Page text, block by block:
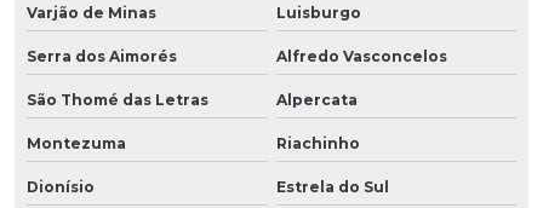
Varjão de Minas Luisburgo
Serra dos Aimorés Alfredo Vasconcelos
São Thomé das Letras Alpercata
Montezuma Riachinho
Dionísio Estrela do Sul